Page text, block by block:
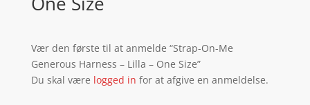
Vær den første til at anmelde “Strap-On-Me
Generous Harness – Lilla – One Size”
Du skal være logged in for at afgive en anmeldelse.